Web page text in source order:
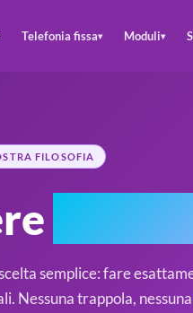
Telefonia fissa▾ Moduli▾
FILOSOFIA
semplice: fare
Nessuna trappola,